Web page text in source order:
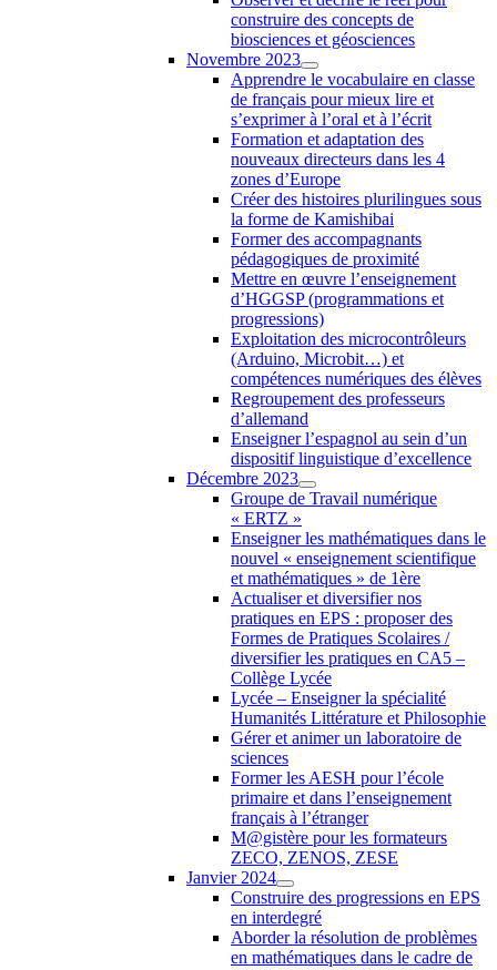
construire des concepts de
biosciences et géosciences
Novembre 2023
Apprendre le vocabulaire en classe
de français pour mieux lire et
s’exprimer à l’oral et à l’écrit
Formation et adaptation des
nouveaux directeurs dans les 4
zones d’Europe
Créer des histoires plurilingues sous
la forme de Kamishibai
Former des accompagnants
pédagogiques de proximité
Mettre en œuvre l’enseignement
d’HGGSP (programmations et
progressions)
Exploitation des microcontrôleurs
(Arduino, Microbit…) et
compétences numériques des élèves
Regroupement des professeurs
d’allemand
Enseigner l’espagnol au sein d’un
dispositif linguistique d’excellence
Décembre 2023
Groupe de Travail numérique
« ERTZ »
Enseigner les mathématiques dans le
nouvel « enseignement scientifique
et mathématiques » de 1ère
Actualiser et diversifier nos
pratiques en EPS : proposer des
Formes de Pratiques Scolaires /
diversifier les pratiques en CA5 –
Collège Lycée
Lycée – Enseigner la spécialité
Humanités Littérature et Philosophie
Gérer et animer un laboratoire de
sciences
Former les AESH pour l’école
primaire et dans l’enseignement
français à l’étranger
M@gistère pour les formateurs
ZECO, ZENOS, ZESE
Janvier 2024
Construire des progressions en EPS
en interdegré
Aborder la résolution de problèmes
en mathématiques dans le cadre de